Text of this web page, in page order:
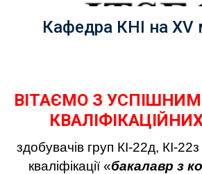
ВІТАЄМО З
здобувачів груп КІ-22д, КІ-
кваліфікації «бакалавр з